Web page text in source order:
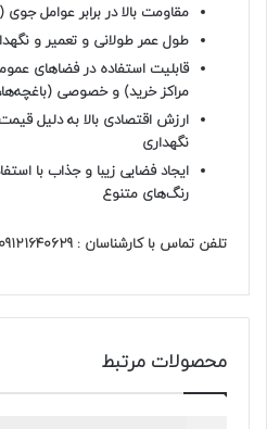
مقاومت بالا در برابر عوامل جوی
طول عمر طولانی و تعمیر و
قابلیت استفاده در فضاهای
مراکز خرید) و خصوصی
ارزش اقتصادی بالا به دلیل
نگهداری
ایجاد فضایی زیبا و جذاب با
رنگ‌های متنوع
تلفن تماس با کارشناسان : 09121640629
محصولات مرتبط